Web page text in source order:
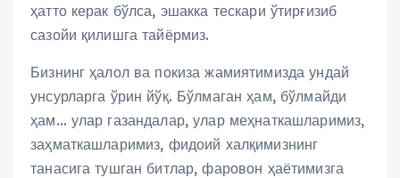
ҳатто керак бўлса, эшакка тескари ўтирғизиб
сазойи қилишга тайёрмиз.
Бизнинг ҳалол ва покиза жамиятимизда ундай
унсурларга ўрин йўқ. Бўлмаган ҳам, бўлмайди
ҳам… улар газандалар, улар меҳнаткашларимиз,
заҳматкашларимиз, фидоий халқимизнинг
танасига тушган битлар, фаровон ҳаётимизга